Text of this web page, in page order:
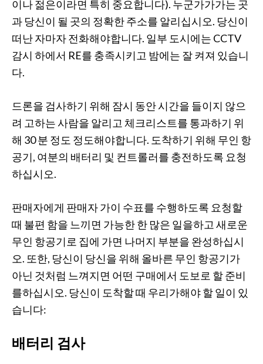
이나 젊은이라면 특히 중요합니다). 누군가가가는 곳
과 당신이 될 곳의 정확한 주소를 알리십시오. 당신이
떠난 자마자 전화해야합니다. 일부 도시에는 CCTV
감시 하에서 RE를 충족시키고 밤에는 잘 켜져 있습니
다.
드론을 검사하기 위해 잠시 동안 시간을 ​​들이지 않으
려 고하는 사람을 알리고 체크리스트를 통과하기 위
해 30 분 정도 정도해야합니다. 도착하기 위해 무인 항
공기, 여분의 배터리 및 컨트롤러를 충전하도록 요청
하십시오.
판매자에게 판매자 가이 수표를 수행하도록 요청할
때 불편 함을 느끼면 가능한 한 많은 일을하고 새로운
무인 항공기로 집에 가면 나머지 부분을 완성하십시
오. 또한, 당신이 당신을 위해 올바른 무인 항공기가
아닌 것처럼 느껴지면 어떤 구매에서 도보로 할 준비
를하십시오. 당신이 도착할 때 우리가해야 할 일이 있
습니다:
배터리 검사